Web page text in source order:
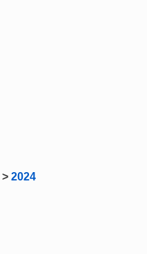
> 2024